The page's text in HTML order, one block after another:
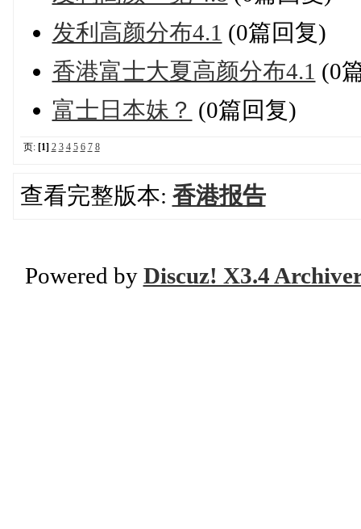
发利高颜分布4.1 (0篇回复)
香港富士大夏高颜分布4.1 (0
富士日本妹？ (0篇回复)
页: [1] 2 3 4 5 6 7 8
查看完整版本: 香港报告
Powered by Discuz! X3.4